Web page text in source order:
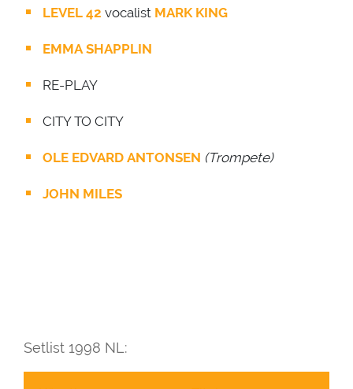
LEVEL 42 vocalist MARK KING
EMMA SHAPPLIN
RE-PLAY
CITY TO CITY
OLE EDVARD ANTONSEN (Trompete)
JOHN MILES
Setlist 1998 NL: